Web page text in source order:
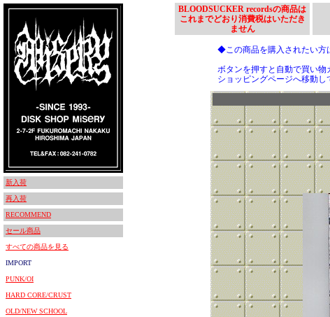
新入荷
再入荷
RECOMMEND
セール商品
すべての商品を見る
IMPORT
PUNK/OI
HARD CORE/CRUST
OLD/NEW SCHOOL
BLOODSUCKER recordsの商品は
これまでどおり消費税はいただき
ません
◆この商品を購入されたい方
ボタンを押すと自動で買い
ショッピングページへ移動し